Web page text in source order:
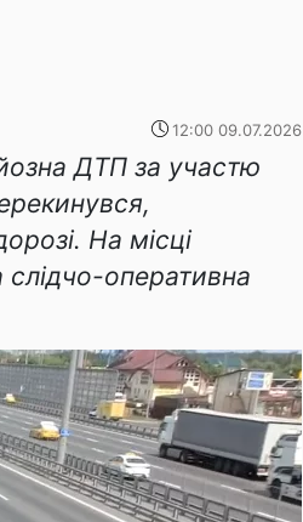
12:00 09.07.2026
ДТП за участю
На місці
оперативна